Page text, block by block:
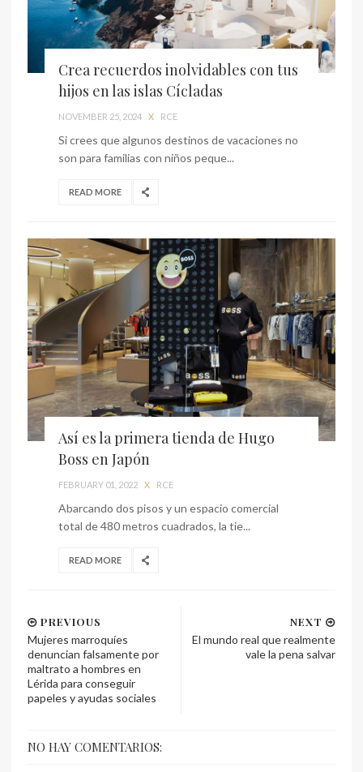
Crea recuerdos inolvidables con tus
hijos en las islas Cícladas
NOVEMBER 25, 2024 X RCE
Si crees que algunos destinos de vacaciones no
son para familias con niños peque...
READ MORE
Así es la primera tienda de Hugo
Boss en Japón
FEBRUARY 01, 2022 X RCE
Abarcando dos pisos y un espacio comercial
total de 480 metros cuadrados, la tie...
READ MORE
NEXT
El mundo real que realmente
vale la pena salvar
PREVIOUS
Mujeres marroquíes
denuncian falsamente por
maltrato a hombres en
Lérida para conseguir
papeles y ayudas sociales
NO HAY COMENTARIOS: